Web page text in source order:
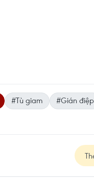
#Tù giam #Gián điệp